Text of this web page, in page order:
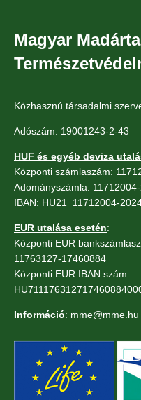
Magyar
Közhasznú társadalmi
Adószám: 19001243-2-43
HUF és egyéb deviza
Központi számlaszám:
Adományszámla:
IBAN: HU21 11712004-
EUR utalása esetén:
Központi EUR
11763127-17460884
Központi EUR IBAN szám:
Információ: mme@mme.hu